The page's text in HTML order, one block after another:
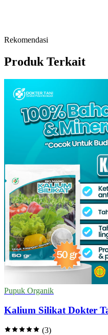
Rekomendasi
Produk Terkait
Pupuk Organik
Kalium Silikat Dokter
(3)